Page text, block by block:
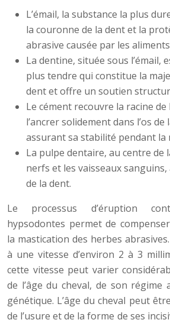
L’émail, la substance la plus
la couronne de la dent et la
abrasive causée par les
La dentine, située sous l’émail,
plus tendre qui constitue la
dent et offre un soutien
Le cément recouvre la racine de
l’ancrer solidement dans l’os de
assurant sa stabilité pendant la
La pulpe dentaire, au centre de
nerfs et les vaisseaux
de la dent.
Le processus d’éruption
hypsodontes permet de
la mastication des herbes
à une vitesse d’environ 2 à 3
cette vitesse peut varier
de l’âge du cheval, de son régime
génétique. L’âge du cheval peut
de l’usure et de la forme de ses